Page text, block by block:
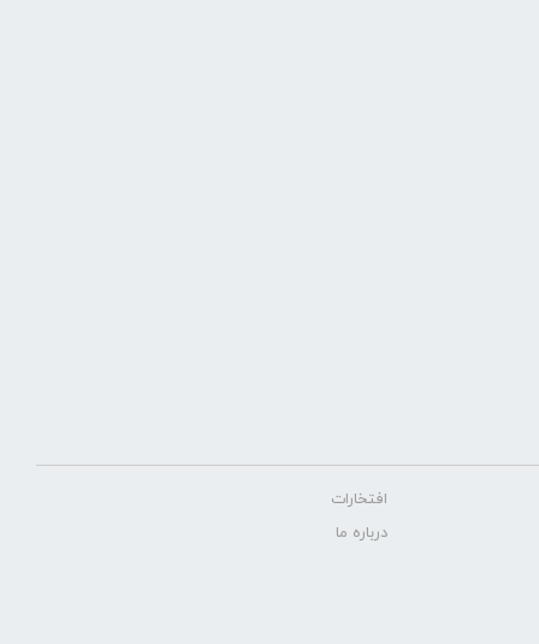
افتخارات
درباره ما